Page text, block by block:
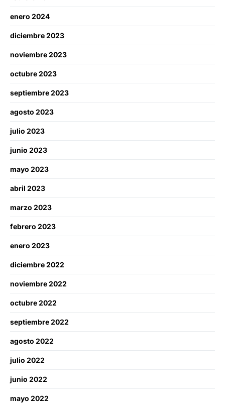
enero 2024
diciembre 2023
noviembre 2023
octubre 2023
septiembre 2023
agosto 2023
julio 2023
junio 2023
mayo 2023
abril 2023
marzo 2023
febrero 2023
enero 2023
diciembre 2022
noviembre 2022
octubre 2022
septiembre 2022
agosto 2022
julio 2022
junio 2022
mayo 2022